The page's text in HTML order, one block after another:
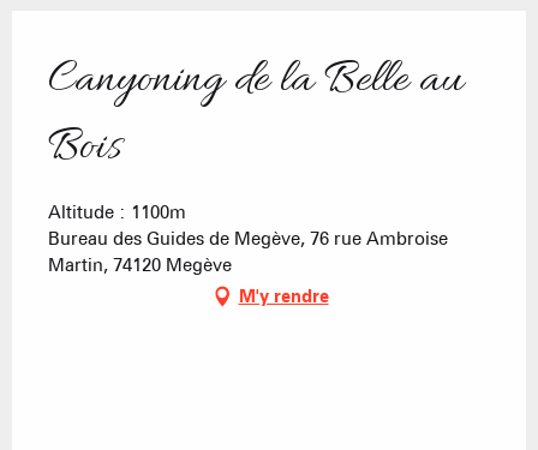
Canyoning de la Belle au
Bois
Altitude : 1100m
Bureau des Guides de Megève, 76 rue Ambroise
Martin, 74120 Megève
M'y rendre